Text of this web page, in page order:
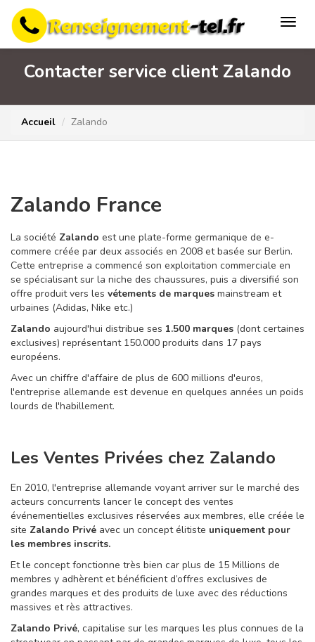
Contacter service client Zalando
Accueil Zalando
Zalando France
La société Zalando est une plate-forme germanique de e-
commere créée par deux associés en 2008 et basée sur Berlin.
Cette entreprise a commencé son exploitation commerciale en
se spécialisant sur la niche des chaussures, puis a diversifié son
offre produit vers les vétements de marques mainstream et
urbaines (Adidas, Nike etc.)
Zalando aujourd'hui distribue ses 1.500 marques (dont certaines
exclusives) représentant 150.000 produits dans 17 pays
européens.
Avec un chiffre d'affaire de plus de 600 millions d'euros,
l'entreprise allemande est devenue en quelques années un poids
lourds de l'habillement.
Les Ventes Privées chez Zalando
En 2010, l'entreprise allemande voyant arriver sur le marché des
acteurs concurrents lancer le concept des ventes
événementielles exclusives réservées aux membres, elle créée le
site Zalando Privé avec un concept élitiste uniquement pour
les membres inscrits.
Et le concept fonctionne très bien car plus de 15 Millions de
membres y adhèrent et bénéficient d’offres exclusives de
grandes marques et des produits de luxe avec des réductions
massives et rès attractives.
Zalando Privé, capitalise sur les marques les plus connues de la